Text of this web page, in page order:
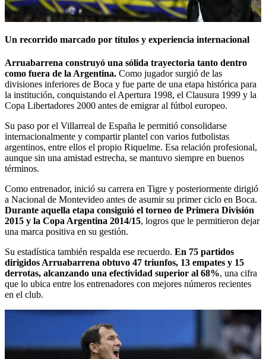
Un recorrido marcado por títulos y experiencia internacional
Arruabarrena construyó una sólida trayectoria tanto dentro
como fuera de la Argentina. Como jugador surgió de las
divisiones inferiores de Boca y fue parte de una etapa histórica para
la institución, conquistando el Apertura 1998, el Clausura 1999 y la
Copa Libertadores 2000 antes de emigrar al fútbol europeo.
Su paso por el Villarreal de España le permitió consolidarse
internacionalmente y compartir plantel con varios futbolistas
argentinos, entre ellos el propio Riquelme. Esa relación profesional,
aunque sin una amistad estrecha, se mantuvo siempre en buenos
términos.
Como entrenador, inició su carrera en Tigre y posteriormente dirigió
a Nacional de Montevideo antes de asumir su primer ciclo en Boca.
Durante aquella etapa consiguió el torneo de Primera División
2015 y la Copa Argentina 2014/15, logros que le permitieron dejar
una marca positiva en su gestión.
Su estadística también respalda ese recuerdo. En 75 partidos
dirigidos Arruabarrena obtuvo 47 triunfos, 13 empates y 15
derrotas, alcanzando una efectividad superior al 68%, una cifra
que lo ubica entre los entrenadores con mejores números recientes
en el club.